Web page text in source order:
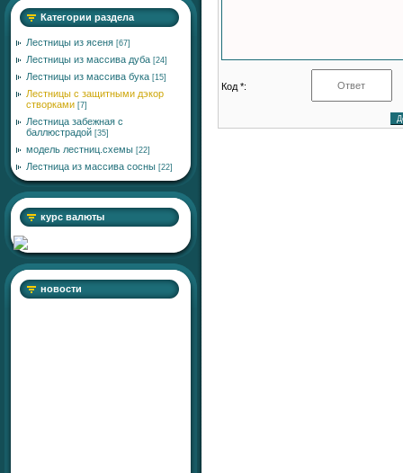
Категории раздела
Лестницы из ясеня [67]
Лестницы из массива дуба [24]
Лестницы из массива бука [15]
Лестницы с защитными дэкор
створками [7]
Лестница забежная с
баллюстрадой [35]
модель лестниц.схемы [22]
Лестница из массива сосны [22]
курс валюты
новости
Код *: